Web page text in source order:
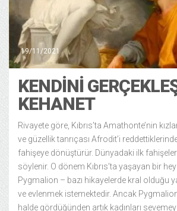
19/11/2021
KENDINI
KEHANET
Rivayete göre, Kıbrıs’ta Amathonte’nin
ve güzellik tanrıçası Afrodit’i
fahişeye dönüştürür. Dünyadaki ilk
söylenir. O dönem Kıbrıs’ta yaşayan bir
Pygmalion – bazı hikayelerde kral olduğu
ve evlenmek istemektedir. Ancak
halde gördüğünden artık kadınları